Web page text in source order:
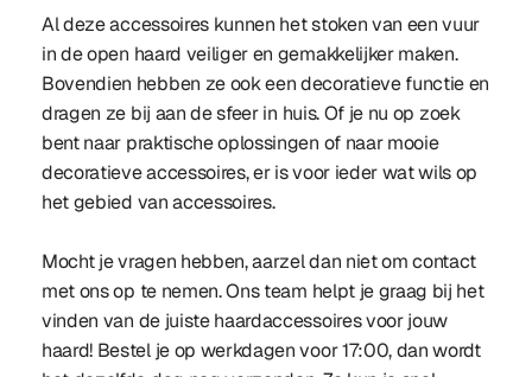
Al deze accessoires kunnen het stoken van een vuur
in de open haard veiliger en gemakkelijker maken.
Bovendien hebben ze ook een decoratieve functie en
dragen ze bij aan de sfeer in huis. Of je nu op zoek
bent naar praktische oplossingen of naar mooie
decoratieve accessoires, er is voor ieder wat wils op
het gebied van accessoires.
Mocht je vragen hebben, aarzel dan niet om contact
met ons op te nemen. Ons team helpt je graag bij het
vinden van de juiste haardaccessoires voor jouw
haard! Bestel je op werkdagen voor 17:00, dan wordt